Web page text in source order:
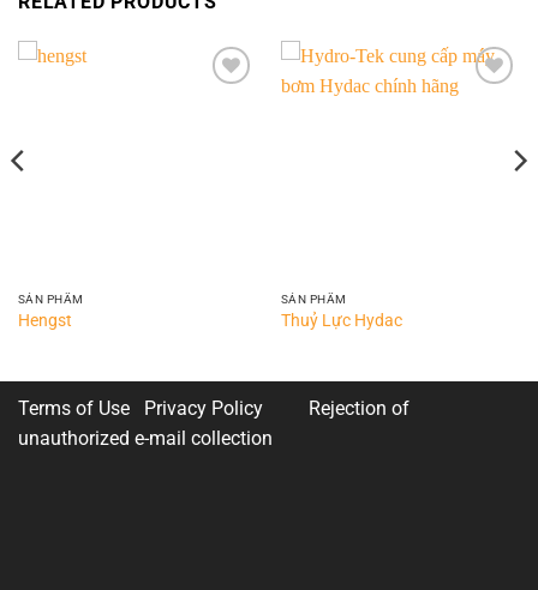
SẢN PHẨM
Hengst
SẢN PHẨM
Thuỷ Lực Hydac
Terms of Use Privacy Policy
Rejection of
unauthorized e-mail collection